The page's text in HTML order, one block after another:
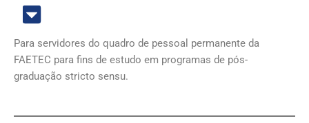
Para servidores do quadro de pessoal permanente da
FAETEC para fins de estudo em programas de pós-
graduação stricto sensu.